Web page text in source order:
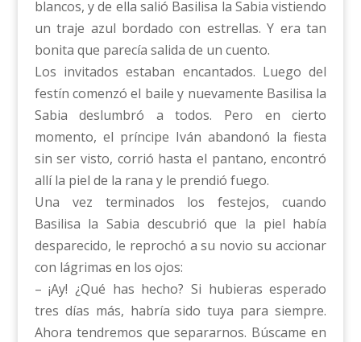
blancos, y de ella salió Basilisa la Sabia vistiendo
un traje azul bordado con estrellas. Y era tan
bonita que parecía salida de un cuento.
Los invitados estaban encantados. Luego del
festín comenzó el baile y nuevamente Basilisa la
Sabia deslumbró a todos. Pero en cierto
momento, el príncipe Iván abandonó la fiesta
sin ser visto, corrió hasta el pantano, encontró
allí la piel de la rana y le prendió fuego.
Una vez terminados los festejos, cuando
Basilisa la Sabia descubrió que la piel había
desparecido, le reprochó a su novio su accionar
con lágrimas en los ojos:
– ¡Ay! ¿Qué has hecho? Si hubieras esperado
tres días más, habría sido tuya para siempre.
Ahora tendremos que separarnos. Búscame en